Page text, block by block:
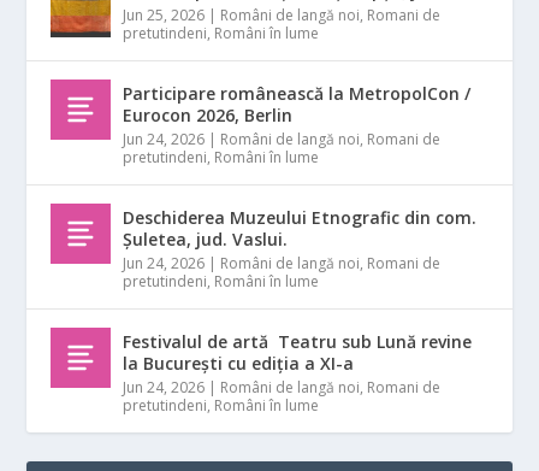
Jun 25, 2026 | Români de langă noi, Romani de
pretutindeni, Români în lume
Participare românească la MetropolCon /
Eurocon 2026, Berlin
Jun 24, 2026 | Români de langă noi, Romani de
pretutindeni, Români în lume
Deschiderea Muzeului Etnografic din com.
Șuletea, jud. Vaslui.
Jun 24, 2026 | Români de langă noi, Romani de
pretutindeni, Români în lume
Festivalul de artă Teatru sub Lună revine
la București cu ediția a XI-a
Jun 24, 2026 | Români de langă noi, Romani de
pretutindeni, Români în lume